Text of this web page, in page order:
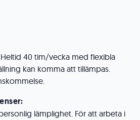
Heltid 40 tim/vecka med flexibla
kan komma att tillämpas.
lämplighet. För att arbeta i